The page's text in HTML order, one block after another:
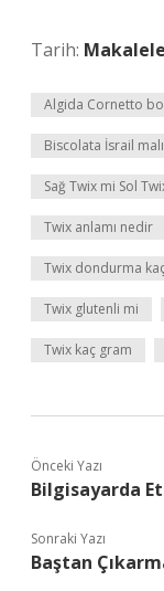
Tarih:
Algida Cornetto
Biscolata İsrail malı
Sağ Twix mi Sol
Twix anlamı nedir
Twix dondurma
Twix glutenli mi
Twix kaç gram
Önceki Yazı
Bilgisayarda
Sonraki Yazı
Baştan